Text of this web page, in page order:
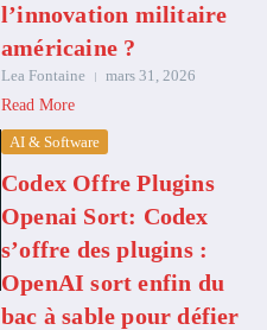
l’innovation militaire
américaine ?
Lea Fontaine
mars 31, 2026
Read More
AI & Software
Codex Offre Plugins
Openai Sort: Codex
s’offre des plugins :
OpenAI sort enfin du
bac à sable pour défier